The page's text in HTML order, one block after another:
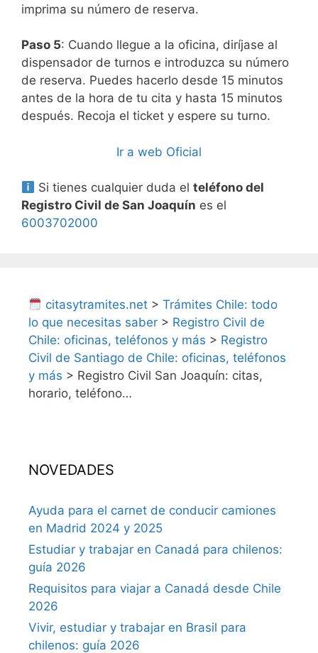
imprima su número de reserva.
Paso 5: Cuando llegue a la oficina, diríjase al
dispensador de turnos e introduzca su número
de reserva. Puedes hacerlo desde 15 minutos
antes de la hora de tu cita y hasta 15 minutos
después. Recoja el ticket y espere su turno.
Ir a web Oficial
Si tienes cualquier duda elteléfono del
Registro Civil de San Joaquín es el
6003702000
citasytramites.net >Trámites Chile: todo
lo que necesitas saber > Registro Civil de
Chile: oficinas, teléfonos y más > Registro
Civil de Santiago de Chile: oficinas, teléfonos
y más > Registro Civil San Joaquín: citas,
horario, teléfono…
NOVEDADES
Ayuda para el carnet de conducir camiones
en Madrid 2024 y 2025
Estudiar y trabajar en Canadá para chilenos:
guía 2026
Requisitos para viajar a Canadá desde Chile
2026
Vivir, estudiar y trabajar en Brasil para
chilenos: guía 2026